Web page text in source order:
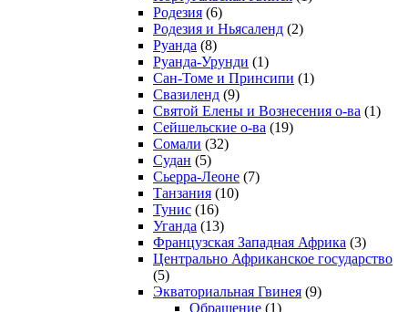
Родезия (6)
Родезия и Ньясаленд (2)
Руанда (8)
Руанда-Урунди (1)
Сан-Томе и Принсипи (1)
Свазиленд (9)
Святой Елены и Вознесения о-ва (1)
Сейшельские о-ва (19)
Сомали (32)
Судан (5)
Сьерра-Леоне (7)
Танзания (10)
Тунис (16)
Уганда (13)
Французская Западная Африка (3)
Центрально Африканское государство
(5)
Экваториальная Гвинея (9)
Обращение (1)